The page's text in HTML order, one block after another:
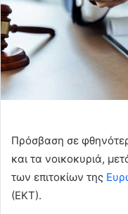
Πρόσβαση σε
και τα νοικοκυριά,
των επιτοκίων της
(ΕΚΤ).